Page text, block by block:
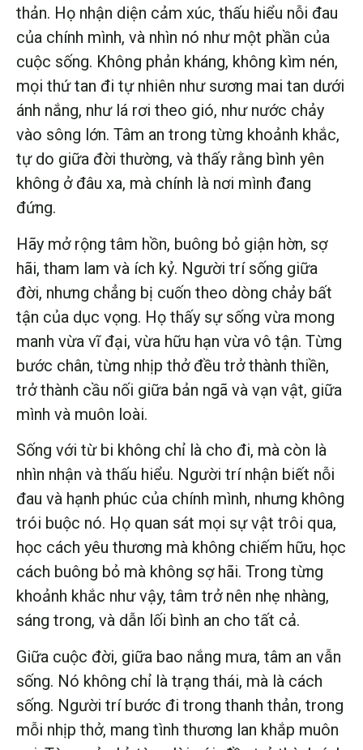
thản. Họ nhận diện cảm xúc, thấu hiểu nỗi đau
của chính mình, và nhìn nó như một phần của
cuộc sống. Không phản kháng, không kìm nén,
mọi thứ tan đi tự nhiên như sương mai tan dưới
ánh nắng, như lá rơi theo gió, như nước chảy
vào sông lớn. Tâm an trong từng khoảnh khắc,
tự do giữa đời thường, và thấy rằng bình yên
không ở đâu xa, mà chính là nơi mình đang
đứng.
Hãy mở rộng tâm hồn, buông bỏ giận hờn, sợ
hãi, tham lam và ích kỷ. Người trí sống giữa
đời, nhưng chẳng bị cuốn theo dòng chảy bất
tận của dục vọng. Họ thấy sự sống vừa mong
manh vừa vĩ đại, vừa hữu hạn vừa vô tận. Từng
bước chân, từng nhịp thở đều trở thành thiền,
trở thành cầu nối giữa bản ngã và vạn vật, giữa
mình và muôn loài.
Sống với từ bi không chỉ là cho đi, mà còn là
nhìn nhận và thấu hiểu. Người trí nhận biết nỗi
đau và hạnh phúc của chính mình, nhưng không
trói buộc nó. Họ quan sát mọi sự vật trôi qua,
học cách yêu thương mà không chiếm hữu, học
cách buông bỏ mà không sợ hãi. Trong từng
khoảnh khắc như vậy, tâm trở nên nhẹ nhàng,
sáng trong, và dẫn lối bình an cho tất cả.
Giữa cuộc đời, giữa bao nắng mưa, tâm an vẫn
sống. Nó không chỉ là trạng thái, mà là cách
sống. Người trí bước đi trong thanh thản, trong
mỗi nhịp thở, mang tình thương lan khắp muôn